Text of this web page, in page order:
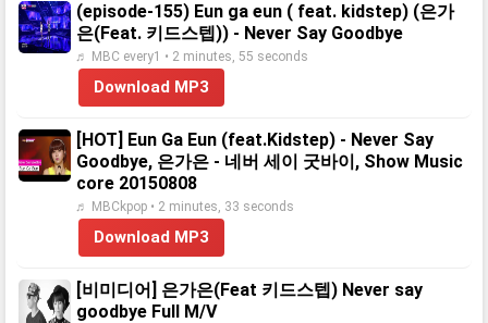
(episode-155) Eun ga eun ( feat. kidstep) (은가
은(Feat. 키드스텝)) - Never Say Goodbye
♬ MBC every1 • 2 minutes, 55 seconds
Download MP3
[HOT] Eun Ga Eun (feat.Kidstep) - Never Say
Goodbye, 은가은 - 네버 세이 굿바이, Show Music
core 20150808
♬ MBCkpop • 2 minutes, 33 seconds
Download MP3
[비미디어] 은가은(Feat 키드스텝) Never say
goodbye Full M/V